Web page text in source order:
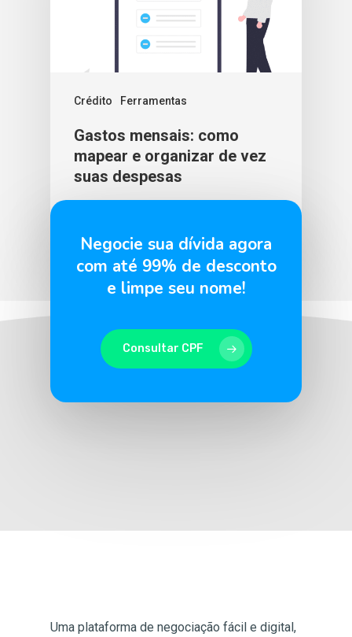
Crédito Ferramentas
Gastos mensais: como
mapear e organizar de vez
suas despesas
Negocie sua dívida agora
com até 99% de desconto
e limpe seu nome!
Consultar CPF
Uma plataforma de negociação fácil e digital,